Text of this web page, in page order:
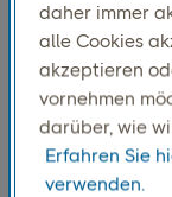
daher immer
alle Cookies
akzeptieren
vornehmen
darüber, wie
Erfahren Sie
verwenden.